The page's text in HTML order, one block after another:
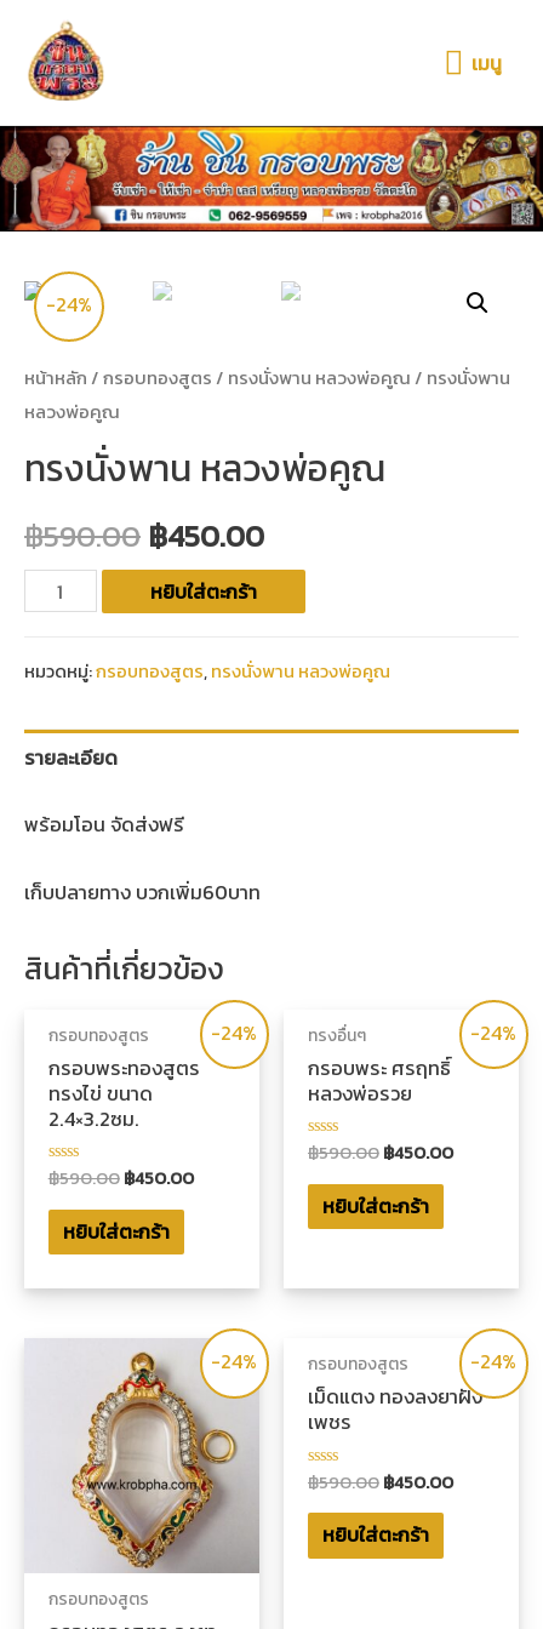
เมนู
-24%
หน้าหลัก /กรอบทองสูตร / ทรงนั่งพาน หลวงพ่อคูณ / ทรงนั่งพาน
หลวงพ่อคูณ
ทรงนั่งพาน หลวงพ่อคูณ
฿590.00 ฿450.00
หยิบใส่ตะกร้า
หมวดหมู่:กรอบทองสูตร,ทรงนั่งพาน หลวงพ่อคูณ
รายละเอียด
พร้อมโอน จัดส่งฟรี
เก็บปลายทาง บวกเพิ่ม60บาท
สินค้าที่เกี่ยวข้อง
-24%
กรอบทองสูตร
กรอบพระทองสูตร
ทรงไข่ ขนาด
2.4×3.2ซม.
ให้
0
ตั้งแต่
5
฿590.00฿450.00
หยิบใส่ตะกร้า
-24%
ทรงอื่นๆ
กรอบพระ ศรฤทธิ์
หลวงพ่อรวย
ให้
0
ตั้งแต่
5
฿590.00฿450.00
หยิบใส่ตะกร้า
-24%
กรอบทองสูตร
-24%
กรอบทองสูตร
เม็ดแตง ทองลงยาฝัง
เพชร
ให้
0
ตั้งแต่
5
฿590.00฿450.00
หยิบใส่ตะกร้า